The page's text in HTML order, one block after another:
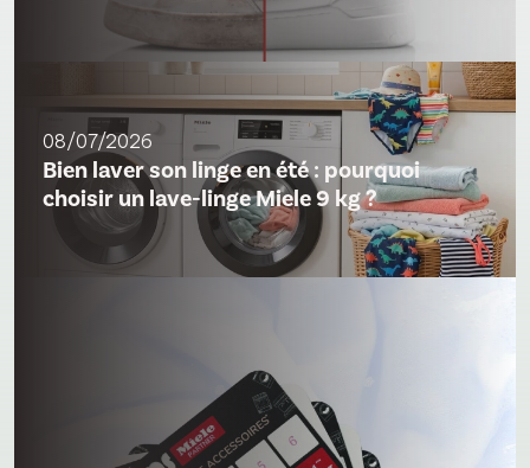
08/07/2026
Bien laver son linge en été : pourquoi
choisir un lave-linge Miele 9 kg ?